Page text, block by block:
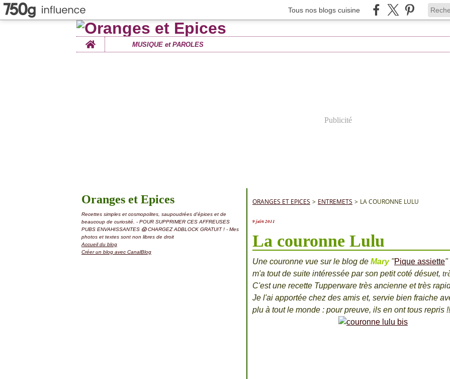
Tous nos blogs cuisine
Home
MUSIQUE et PAROLES
Publicité
Oranges et Epices
Recettes simples et cosmopolites, saupoudrées d'épices et de
beaucoup de curiosité. - POUR SUPPRIMER CES AFFREUSES
PUBS ENVAHISSANTES 😱 CHARGEZ ADBLOCK GRATUIT ! - Mes
photos et textes sont non libres de droit
Accueil du blog
Créer un blog avec CanalBlog
ORANGES ET EPICES > ENTREMETS > LA COURONNE LULU
9 juin 2011
La couronne Lulu
Une couronne vue sur le blog de Mary"Pique assiette"
m'a tout de suite intéressée par son petit coté désuet,
C'est une recette Tupperware très ancienne et très
Je l'ai apportée chez des amis et, servie bien fraiche
plu à tout le monde : pour preuve, ils en ont tous repris !!